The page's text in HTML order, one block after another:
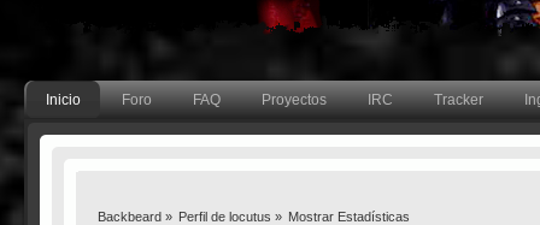
Inicio Foro FAQ Proyectos IRC Tracker
Backbeard» Perfil de locutus» Mostrar Estadísticas